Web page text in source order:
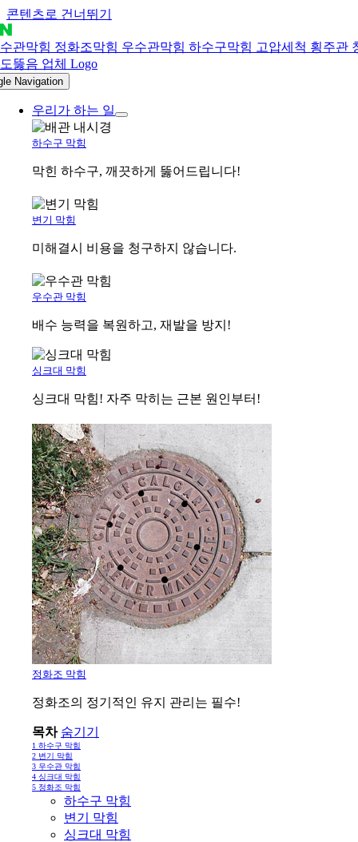
콘텐츠로 건너뛰기
Navigation
우리가 하는 일
하수구 막힘
막힌 하수구, 깨끗하게 뚫어드립니다!
변기 막힘
미해결시 비용을 청구하지 않습니다.
우수관 막힘
배수 능력을 복원하고, 재발을 방지!
싱크대 막힘
싱크대 막힘! 자주 막히는 근본 원인부터!
정화조 막힘
정화조의 정기적인 유지 관리는 필수!
목차 숨기기
1 하수구 막힘
2 변기 막힘
3 우수관 막힘
4 싱크대 막힘
5 정화조 막힘
하수구 막힘
변기 막힘
싱크대 막힘